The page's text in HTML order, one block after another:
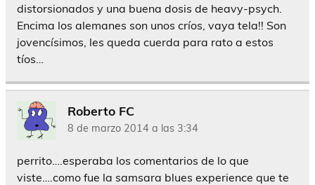
distorsionados y una buena dosis de heavy-psych.
Encima los alemanes son unos críos, vaya tela!! Son
jovencísimos, les queda cuerda para rato a estos
tíos…
Roberto FC
8 de marzo 2014 a las 3:34
perrito….esperaba los comentarios de lo que
viste….como fue la samsara blues experience que te